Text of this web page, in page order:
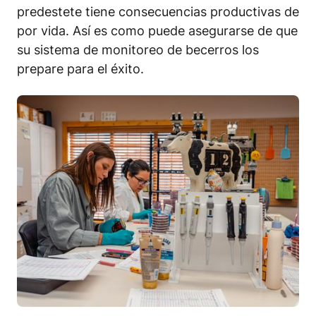
predestete tiene consecuencias productivas de
por vida. Así es como puede asegurarse de que
su sistema de monitoreo de becerros los
prepare para el éxito.